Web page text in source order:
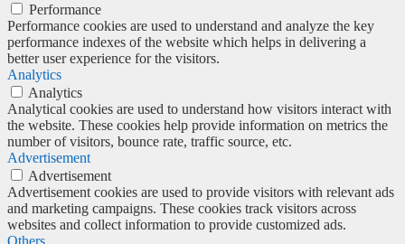
Performance
Performance cookies are used to understand and analyze the key
performance indexes of the website which helps in delivering a
better user experience for the visitors.
Analytics
Analytics
Analytical cookies are used to understand how visitors interact with
the website. These cookies help provide information on metrics the
number of visitors, bounce rate, traffic source, etc.
Advertisement
Advertisement
Advertisement cookies are used to provide visitors with relevant ads
and marketing campaigns. These cookies track visitors across
websites and collect information to provide customized ads.
Others